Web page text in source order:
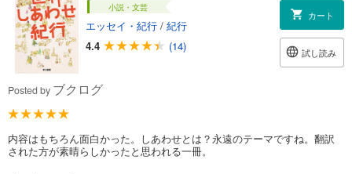
小説・文芸
エッセイ・紀行 / 紀行
4.4
(14)
カート
試し読み
Posted by ブクログ
内容はもちろん面白かった。しあわせとは？永遠のテーマですね。翻訳
された方が素晴らしかったと思われる一冊。